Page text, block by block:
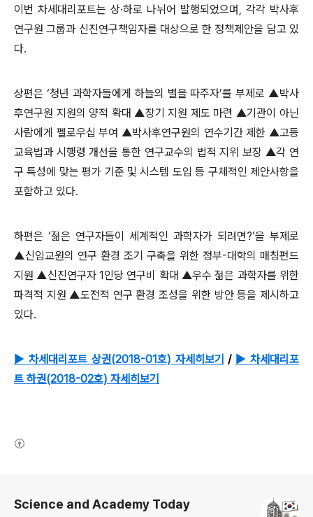
이번 차세대리포트는 상·하로 나뉘어 발행되었으며, 각각 박사후
연구원 그룹과 신진연구책임자를 대상으로 한 정책제안을 담고 있
다.
상편은 ‘청년 과학자들에게 하늘의 별을 따주자’를 부제로 ▲박사
후연구원 지원의 양적 확대 ▲장기 지원 제도 마련 ▲기관이 아닌
사람에게 펠로우십 부여 ▲박사후연구원의 연수기간 제한 ▲고등
교육법과 시행령 개선을 통한 연구교수의 법적 지위 보장 ▲각 연
구 특성에 맞는 평가 기준 및 시스템 도입 등 구체적인 제안사항을
포함하고 있다.
하편은 ‘젊은 연구자들이 세계적인 과학자가 되려면?’을 부제로
▲신임교원의 연구 환경 조기 구축을 위한 정부-대학의 매칭펀드
지원 ▲신진연구자 1인당 연구비 확대 ▲우수 젊은 과학자를 위한
파격적 지원 ▲도전적 연구 환경 조성을 위한 방안 등을 제시하고
있다.
▶ 차세대리포트 상권(2018-01호) 자세히보기 / ▶ 차세대리포
트 하권(2018-02호) 자세히보기
Science and Academy Today